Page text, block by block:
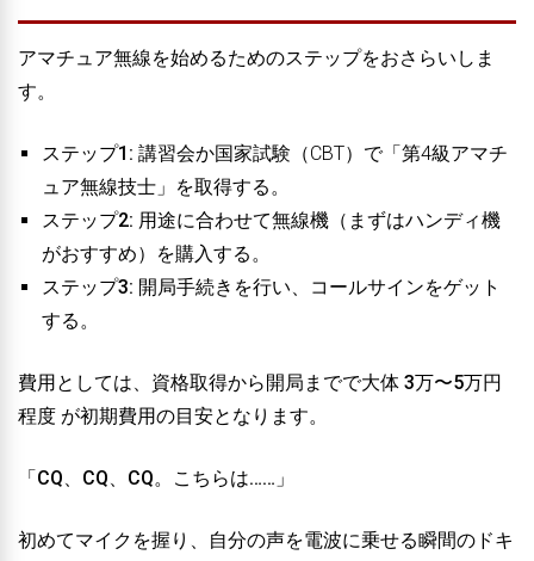
アマチュア無線を始めるためのステップをおさらいしま
す。
ステップ1: 講習会か国家試験（CBT）で「第4級アマチ
ュア無線技士」を取得する。
ステップ2: 用途に合わせて無線機（まずはハンディ機
がおすすめ）を購入する。
ステップ3: 開局手続きを行い、コールサインをゲット
する。
費用としては、資格取得から開局までで大体 3万〜5万円
程度 が初期費用の目安となります。
「CQ、CQ、CQ。こちらは……」
初めてマイクを握り、自分の声を電波に乗せる瞬間のドキ